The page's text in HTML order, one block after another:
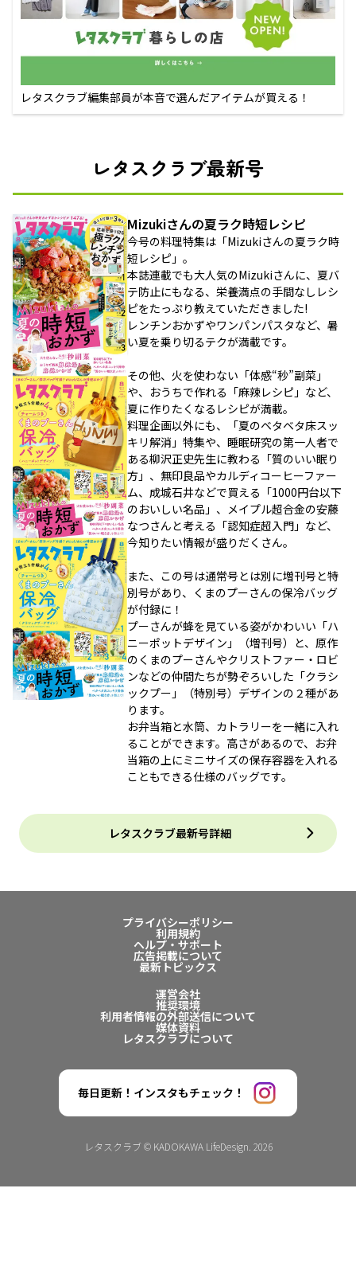
レタスクラブ編集部員が本音で選んだアイテムが買える！
レタスクラブ最新号
Mizukiさんの夏ラク時短レシピ
今号の料理特集は「Mizukiさんの夏ラク時
短レシピ」。
本誌連載でも大人気のMizukiさんに、夏バ
テ防止にもなる、栄養満点の手間なしレシ
ピをたっぷり教えていただきました!
レンチンおかずやワンパンパスタなど、暑
い夏を乗り切るテクが満載です。
その他、火を使わない「体感“秒”副菜」
や、おうちで作れる「麻辣レシピ」など、
夏に作りたくなるレシピが満載。
料理企画以外にも、「夏のベタベタ床スッ
キリ解消」特集や、睡眠研究の第一人者で
ある柳沢正史先生に教わる「質のいい眠り
方」、無印良品やカルディコーヒーファー
ム、成城石井などで買える「1000円台以下
のおいしい名品」、メイプル超合金の安藤
なつさんと考える「認知症超入門」など、
今知りたい情報が盛りだくさん。
また、この号は通常号とは別に増刊号と特
別号があり、くまのプーさんの保冷バッグ
が付録に！
プーさんが蜂を見ている姿がかわいい「ハ
ニーポットデザイン」（増刊号）と、原作
のくまのプーさんやクリストファー・ロビ
ンなどの仲間たちが勢ぞろいした「クラシ
ックプー」（特別号）デザインの２種があ
ります。
お弁当箱と水筒、カトラリーを一緒に入れ
ることができます。高さがあるので、お弁
当箱の上にミニサイズの保存容器を入れる
こともできる仕様のバッグです。
レタスクラブ最新号詳細
プライバシーポリシー
利用規約
ヘルプ・サポート
広告掲載について
最新トピックス
運営会社
推奨環境
利用者情報の外部送信について
媒体資料
レタスクラブについて
毎日更新！インスタもチェック！
レタスクラブ © KADOKAWA LifeDesign. 2026